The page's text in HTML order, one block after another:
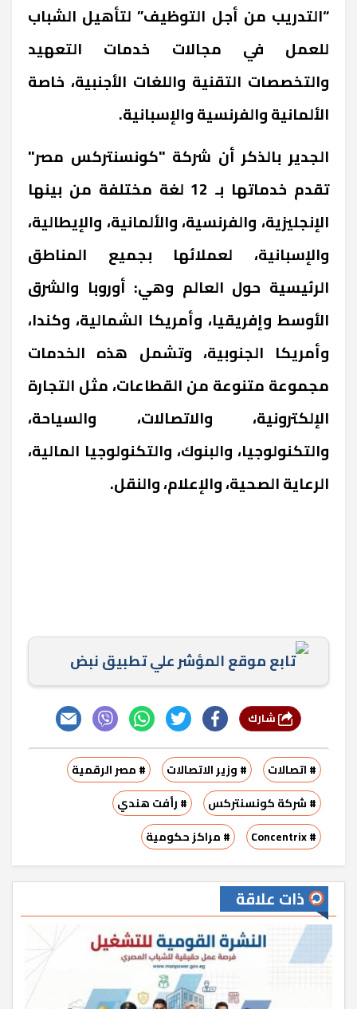
“التدريب من أجل التوظيف” لتأهيل الشباب
للعمل في مجالات خدمات التعهيد
والتخصصات التقنية واللغات الأجنبية، خاصة
الألمانية والفرنسية والإسبانية.
الجدير بالذكر أن شركة "كونسنتركس مصر"
تقدم خدماتها بـ 12 لغة مختلفة من بينها
الإنجليزية، والفرنسية، والألمانية، والإيطالية،
والإسبانية، لعملائها بجميع المناطق
الرئيسية حول العالم وهي: أوروبا والشرق
الأوسط وإفريقيا، وأمريكا الشمالية، وكندا،
وأمريكا الجنوبية، وتشمل هذه الخدمات
مجموعة متنوعة من القطاعات، مثل التجارة
الإلكترونية، والاتصالات، والسياحة،
والتكنولوجيا، والبنوك، والتكنولوجيا المالية،
الرعاية الصحية، والإعلام، والنقل.
تابع موقع المؤشر علي تطبيق نبض
# اتصالات # وزير الاتصالات
# مصر الرقمية
# شركة كونسنتركس
# رأفت هندي
# Concentrix
# مراكز حكومية
ذات علاقة